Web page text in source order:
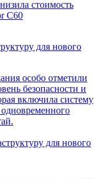
для нового
особо отметили
безопасности и
включила систему